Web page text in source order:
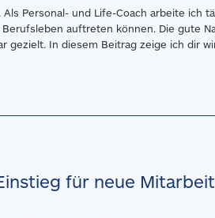
Personal- und Life-Coach arbeite ich
auftreten können. Die gute
In diesem Beitrag zeige ich dir
für neue